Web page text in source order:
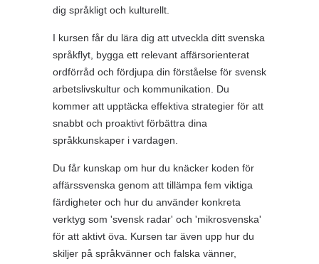
dig språkligt och kulturellt.
I kursen får du lära dig att utveckla ditt svenska
språkflyt, bygga ett relevant affärsorienterat
ordförråd och fördjupa din förståelse för svensk
arbetslivskultur och kommunikation. Du
kommer att upptäcka effektiva strategier för att
snabbt och proaktivt förbättra dina
språkkunskaper i vardagen.
Du får kunskap om hur du knäcker koden för
affärssvenska genom att tillämpa fem viktiga
färdigheter och hur du använder konkreta
verktyg som 'svensk radar' och 'mikrosvenska'
för att aktivt öva. Kursen tar även upp hur du
skiljer på språkvänner och falska vänner,